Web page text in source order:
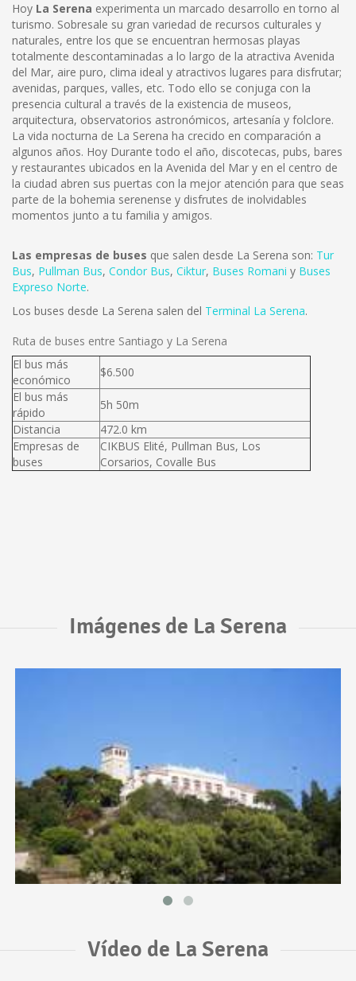
Hoy La Serena experimenta un marcado desarrollo en torno al
turismo. Sobresale su gran variedad de recursos culturales y
naturales, entre los que se encuentran hermosas playas
totalmente descontaminadas a lo largo de la atractiva Avenida
del Mar, aire puro, clima ideal y atractivos lugares para disfrutar;
avenidas, parques, valles, etc. Todo ello se conjuga con la
presencia cultural a través de la existencia de museos,
arquitectura, observatorios astronómicos, artesanía y folclore.
La vida nocturna de La Serena ha crecido en comparación a
algunos años. Hoy Durante todo el año, discotecas, pubs, bares
y restaurantes ubicados en la Avenida del Mar y en el centro de
la ciudad abren sus puertas con la mejor atención para que seas
parte de la bohemia serenense y disfrutes de inolvidables
momentos junto a tu familia y amigos.
Las empresas de buses que salen desde La Serena son: Tur
Bus, Pullman Bus, Condor Bus, Ciktur, Buses Romani y Buses
Expreso Norte.
Los buses desde La Serena salen del Terminal La Serena.
Ruta de buses entre Santiago y La Serena
El bus más
económico
$6.500
El bus más
rápido
5h 50m
Distancia
472.0 km
Empresas de
buses
CIKBUS Elité, Pullman Bus, Los
Corsarios, Covalle Bus
Imágenes de La Serena
Vídeo de La Serena